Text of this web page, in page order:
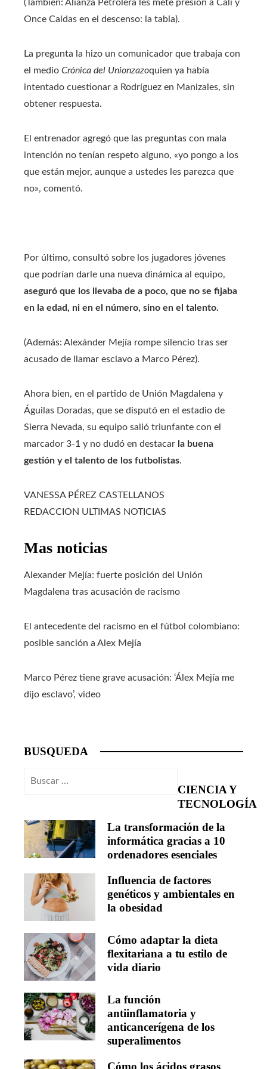
(También: Alianza Petrolera les mete presión a Cali y
Once Caldas en el descenso: la tabla).
La pregunta la hizo un comunicador que trabaja con
el medio Crónica del Unionzazoquien ya había
intentado cuestionar a Rodríguez en Manizales, sin
obtener respuesta.
El entrenador agregó que las preguntas con mala
intención no tenían respeto alguno, «yo pongo a los
que están mejor, aunque a ustedes les parezca que
no», comentó.
Por último, consultó sobre los jugadores jóvenes
que podrían darle una nueva dinámica al equipo,
aseguró que los llevaba de a poco, que no se fijaba
en la edad, ni en el número, sino en el talento.
(Además: Alexánder Mejía rompe silencio tras ser
acusado de llamar esclavo a Marco Pérez).
Ahora bien, en el partido de Unión Magdalena y
Águilas Doradas, que se disputó en el estadio de
Sierra Nevada, su equipo salió triunfante con el
marcador 3-1 y no dudó en destacar la buena
gestión y el talento de los futbolistas.
VANESSA PÉREZ CASTELLANOS
REDACCION ULTIMAS NOTICIAS
Mas noticias
Alexander Mejía: fuerte posición del Unión
Magdalena tras acusación de racismo
El antecedente del racismo en el fútbol colombiano:
posible sanción a Alex Mejía
Marco Pérez tiene grave acusación: ‘Álex Mejía me
dijo esclavo’, video
BUSQUEDA
Buscar:
CIENCIA Y
TECNOLOGÍA
La transformación de la
informática gracias a 10
ordenadores esenciales
Influencia de factores
genéticos y ambientales en
la obesidad
Cómo adaptar la dieta
flexitariana a tu estilo de
vida diario
La función
antiinflamatoria y
anticancerígena de los
superalimentos
Cómo los ácidos grasos